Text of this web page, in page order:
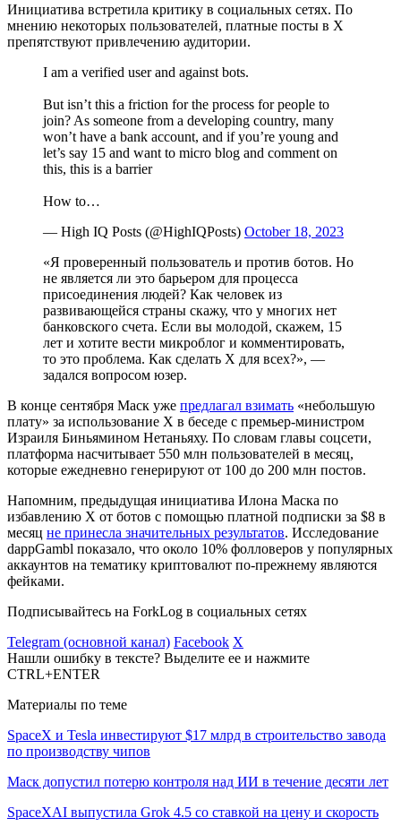
Инициатива встретила критику в социальных сетях. По
мнению некоторых пользователей, платные посты в X
препятствуют привлечению аудитории.
I am a verified user and against bots.
But isn’t this a friction for the process for people to
join? As someone from a developing country, many
won’t have a bank account, and if you’re young and
let’s say 15 and want to micro blog and comment on
this, this is a barrier
How to…
— High IQ Posts (@HighIQPosts) October 18, 2023
«Я проверенный пользователь и против ботов. Но
не является ли это барьером для процесса
присоединения людей? Как человек из
развивающейся страны скажу, что у многих нет
банковского счета. Если вы молодой, скажем, 15
лет и хотите вести микроблог и комментировать,
то это проблема. Как сделать X для всех?», —
задался вопросом юзер.
В конце сентября Маск уже предлагал взимать «небольшую
плату» за использование X в беседе с премьер-министром
Израиля Биньямином Нетаньяху. По словам главы соцсети,
платформа насчитывает 550 млн пользователей в месяц,
которые ежедневно генерируют от 100 до 200 млн постов.
Напомним, предыдущая инициатива Илона Маска по
избавлению X от ботов с помощью платной подписки за $8 в
месяц не принесла значительных результатов. Исследование
dappGambl показало, что около 10% фолловеров у популярных
аккаунтов на тематику криптовалют по-прежнему являются
фейками.
Подписывайтесь на ForkLog в социальных сетях
Telegram (основной канал) Facebook X
Нашли ошибку в тексте? Выделите ее и нажмите
CTRL+ENTER
Материалы по теме
SpaceX и Tesla инвестируют $17 млрд в строительство завода
по производству чипов
Маск допустил потерю контроля над ИИ в течение десяти лет
SpaceXAI выпустила Grok 4.5 со ставкой на цену и скорость